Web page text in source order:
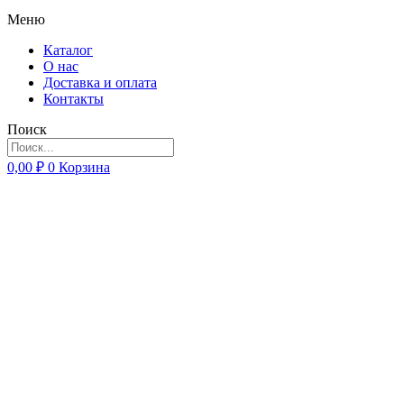
Меню
Каталог
О нас
Доставка и оплата
Контакты
Поиск
0,00 ₽ 0 Корзина